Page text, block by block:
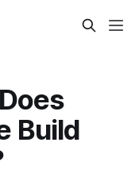
Build